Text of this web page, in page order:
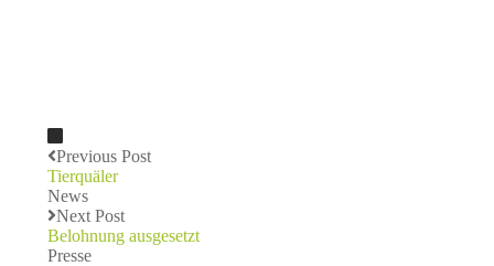
Previous Post
Tierquäler
News
Next Post
Belohnung ausgesetzt
Presse